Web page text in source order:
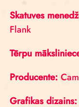
Skatuves
Flank
Tērpu
Producente:
Grafikas dizains: